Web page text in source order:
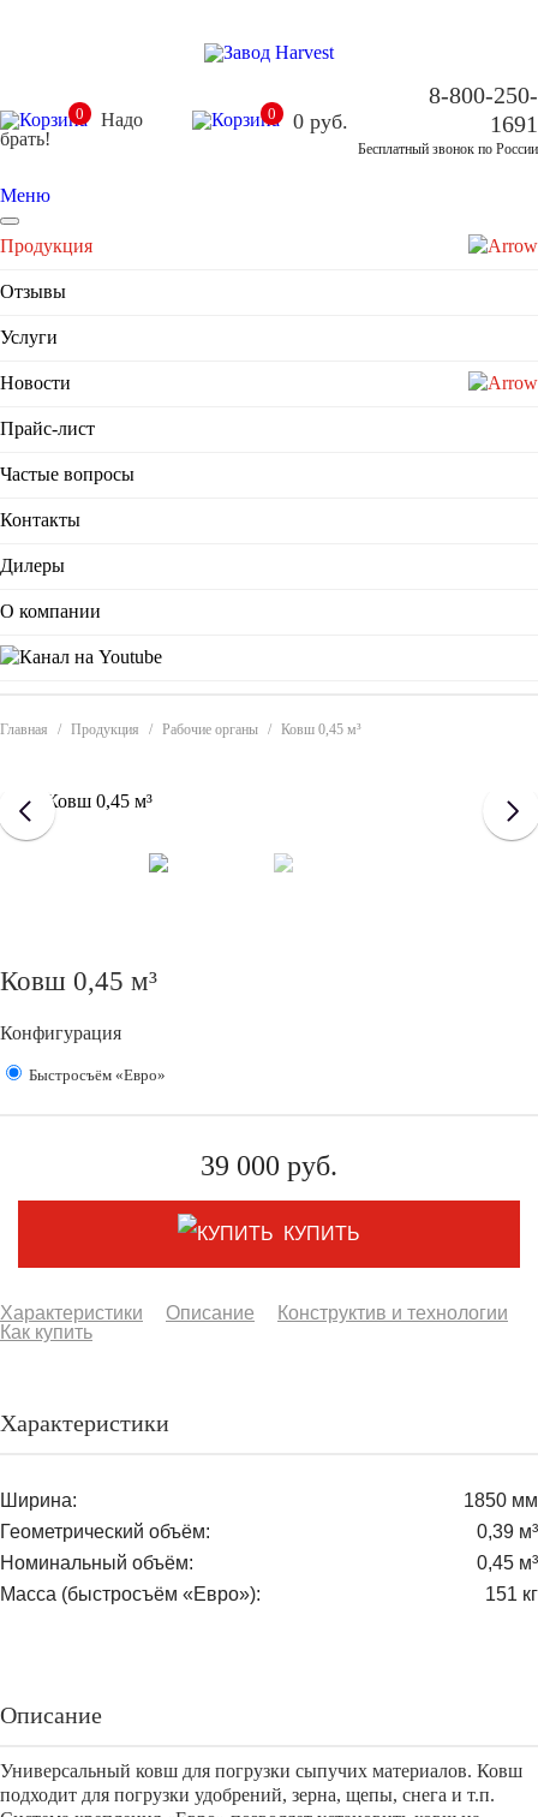
0
Надо
брать!
0 0 руб.
8-800-250-
1691
Бесплатный звонок по России
Меню
Продукция
Отзывы
Услуги
Новости
Прайс-лист
Частые вопросы
Контакты
Дилеры
О компании
Главная / Продукция / Рабочие органы / Ковш 0,45 м³
Ковш 0,45 м³
Конфигурация
Быстросъём «Евро»
39 000 руб.
КУПИТЬ
Характеристики Описание
Конструктив и технологии
Как купить
Характеристики
Ширина:
1850 мм
Геометрический объём:
0,39 м³
Номинальный объём:
0,45 м³
Масса (быстросъём «Евро»):
151 кг
Описание
Универсальный ковш для погрузки сыпучих материалов. Ковш
подходит для погрузки удобрений, зерна, щепы, снега и т.п.